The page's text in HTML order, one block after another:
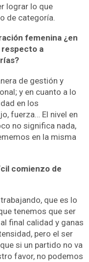
lograr lo que
de categoría.
femenina ¿en
respecto a
de gestión y
y en cuanto a lo
en los
fuerza… El nivel en
no significa nada,
en la misma
comienzo de
que es lo
tenemos que ser
final calidad y ganas
pero el ser
si un partido no va
favor, no podemos